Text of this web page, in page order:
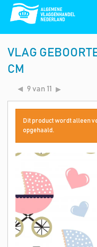
VLAG
CM
9 van 11
Dit product wordt alleen
opgehaald.